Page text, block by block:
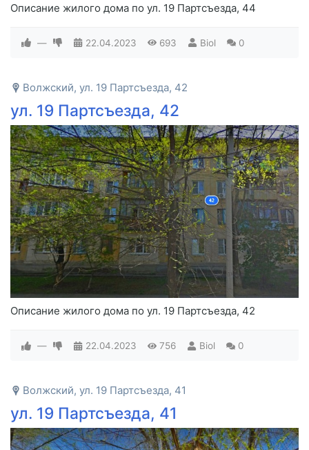
Описание жилого дома по ул. 19 Партсъезда, 44
— 22.04.2023 693 Biol 0
Волжский, ул. 19 Партсъезда, 42
ул. 19 Партсъезда, 42
Описание жилого дома по ул. 19 Партсъезда, 42
— 22.04.2023 756 Biol 0
Волжский, ул. 19 Партсъезда, 41
ул. 19 Партсъезда, 41